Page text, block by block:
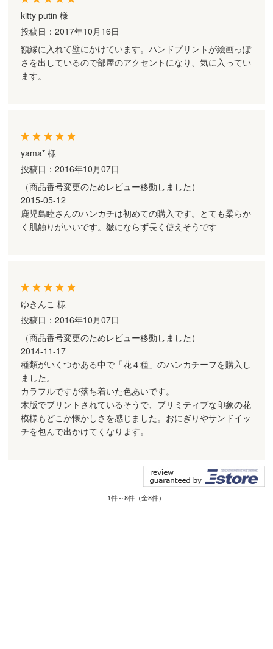
kitty putin 様
投稿日：2017年10月16日
額縁に入れて壁にかけています。ハンドプリントが絵画っぽ
さを出しているので部屋のアクセントになり、気に入ってい
ます。
yama* 様
投稿日：2016年10月07日
（商品番号変更のためレビュー移動しました）
2015-05-12
鹿児島睦さんのハンカチは初めての購入です。とても柔らか
く肌触りがいいです。皺にならず長く使えそうです
ゆきんこ 様
投稿日：2016年10月07日
（商品番号変更のためレビュー移動しました）
2014-11-17
種類がいくつかある中で「花４種」のハンカチーフを購入し
ました。
カラフルですが落ち着いた色あいです。
木版でプリントされているそうで、プリミティブな印象の花
模様もどこか懐かしさを感じました。おにぎりやサンドイッ
チを包んで出かけてくなります。
1件～8件（全8件）